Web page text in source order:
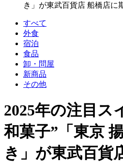
き」が東武百貨店 船橋店に
すべて
外食
宿泊
食品
卸・問屋
新商品
その他
2025年の注目ス
和菓子”「東京
き」が東武百貨